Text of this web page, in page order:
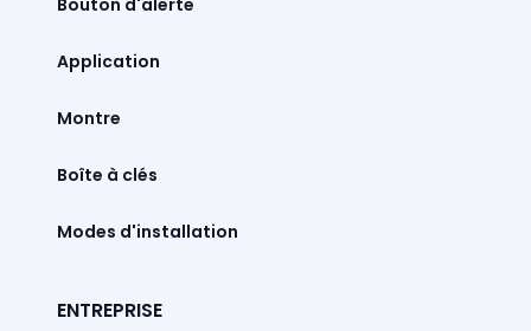
Bouton d'alerte
Montre
Boîte à clés
Modes d'installation
ENTREPRISE